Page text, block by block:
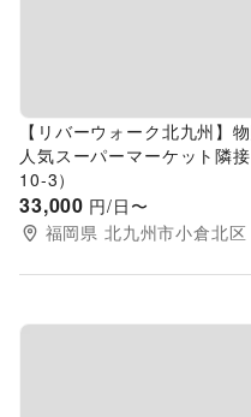
【リバーウォーク北九州】
人気スーパーマーケット隣
10-3）
33,000 円/日〜
福岡県 北九州市小倉北区